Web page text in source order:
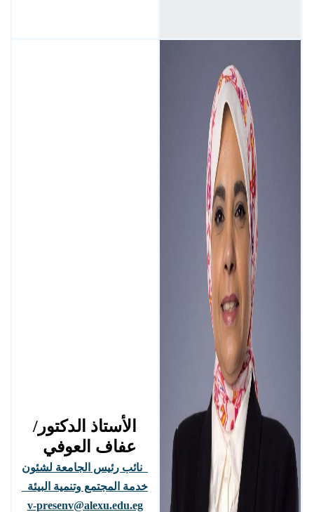
الأستاذ الدكتور/
عفاف العوفي
نائب رئيس الجامعة لشئون
خدمة المجتمع وتنمية البيئة
v-presenv@alexu.edu.eg